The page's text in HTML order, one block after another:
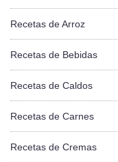
Recetas de Arroz
Recetas de Bebidas
Recetas de Caldos
Recetas de Carnes
Recetas de Cremas